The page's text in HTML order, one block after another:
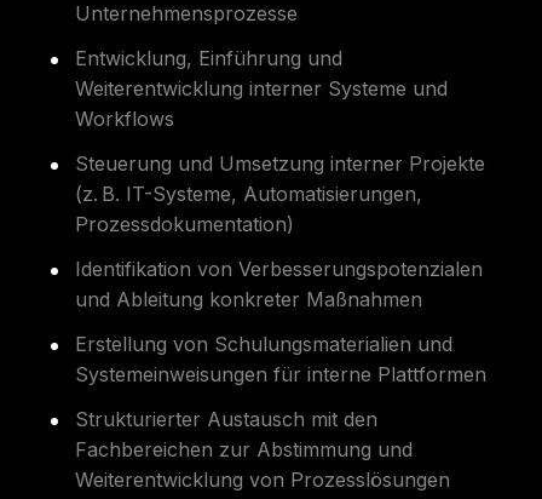
Unternehmensprozesse
Entwicklung, Einführung und
Weiterentwicklung interner Systeme und
Workflows
Steuerung und Umsetzung interner Projekte
(z. B. IT-Systeme, Automatisierungen,
Prozessdokumentation)
Identifikation von Verbesserungspotenzialen
und Ableitung konkreter Maßnahmen
Erstellung von Schulungsmaterialien und
Systemeinweisungen für interne Plattformen
Strukturierter Austausch mit den
Fachbereichen zur Abstimmung und
Weiterentwicklung von Prozesslösungen